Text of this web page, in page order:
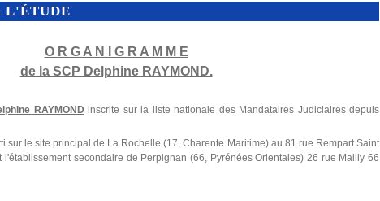
L'ÉTUDE
O R G A N I G R A M M E
de la SCP Delphine RAYMOND.
RAYMOND inscrite sur la liste nationale des Mandataires Judiciaires depuis
sur le site principal de La Rochelle (17, Charente Maritime) au 81 rue Rempart Saint
secondaire de Perpignan (66, Pyrénées Orientales) 26 rue Mailly 66